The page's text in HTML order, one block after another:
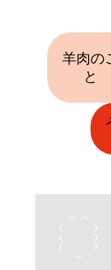
羊肉の
と